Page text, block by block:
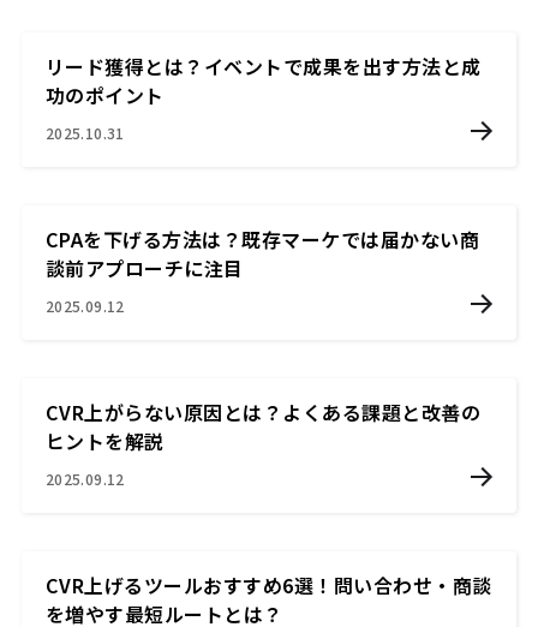
リード獲得とは？イベントで成果を出す方法と成
功のポイント
2025.10.31
CPAを下げる方法は？既存マーケでは届かない商
談前アプローチに注目
2025.09.12
CVR上がらない原因とは？よくある課題と改善の
ヒントを解説
2025.09.12
CVR上げるツールおすすめ6選！問い合わせ・商談
を増やす最短ルートとは？